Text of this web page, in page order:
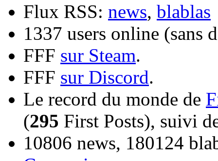
Flux RSS: news, blablas
1337 users online (sans
FFF sur Steam.
FFF sur Discord.
Le record du monde de
(295 First Posts), suivi
10806 news, 180124